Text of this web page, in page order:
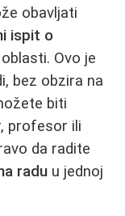
obavljati
ispit o
Ovo je
bez obzira na
biti
profesor ili
da radite
radu u jednoj